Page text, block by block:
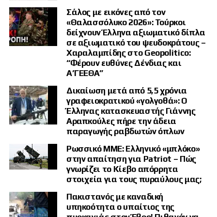
στην Ευρώπη, τη Μέση Ανατολή και τις βασικές θαλάσσιες εμπορικές
οδούς της Ανατολικής Μεσογείου.
Ενισχύεται ο άξονας Ελλάδας –
Κύπρου – Ισραήλ
Το υπό διαμόρφωση σχήμα δεν ξεκινά από μηδενική βάση.
Τα τελευταία χρόνια Ελλάδα, Κύπρος και Ισραήλ έχουν αναπτύξει στενή
τριμερή συνεργασία, η οποία περιλαμβάνει κοινές στρατιωτικές
ασκήσεις, ανταλλαγή πληροφοριών, αμυντικά βιομηχανικά
προγράμματα και ενεργειακές πρωτοβουλίες.
Η ενσωμάτωση της Ινδίας και ενδεχομένως των Ηνωμένων Αραβικών
Εμιράτων θα μετέτρεπε αυτή τη συνεργασία σε έναν ευρύτερο
γεωστρατηγικό άξονα που θα εκτείνεται από τον Ινδο-Ειρηνικό έως
την Ανατολική Μεσόγειο.
Σύνδεση με τον οικονομικό
διάδρομο IMEC
Σάλος με εικόνες από τον
«Θαλασσόλυκο 2026»: Τούρκοι
δείχνουν Έλληνα αξιωματικό δίπλα
σε αξιωματικό του ψευδοκράτους –
Χαραλαμπίδης στο Geopolitico:
“Φέρουν ευθύνες Δένδιας και
Α’ΓΕΕΘΑ”
Δικαίωση μετά από 5,5 χρόνια
γραφειοκρατικού «γολγοθά»: Ο
Έλληνας κατασκευαστής Γιάννης
Αραπκούλες πήρε την άδεια
παραγωγής ραβδωτών όπλων
Ρωσσικό ΜΜΕ: Ελληνικό «μπλόκο»
στην απαίτηση για Patriot – Πώς
γνωρίζει το Κίεβο απόρρητα
στοιχεία για τους πυραύλους μας;
Πακιστανός με καναδική
υπηκοότητα ο υπαίτιος της